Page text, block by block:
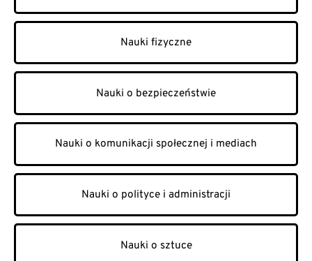
Nauki fizyczne
Nauki o bezpieczeństwie
Nauki o komunikacji społecznej i mediach
Nauki o polityce i administracji
Nauki o sztuce